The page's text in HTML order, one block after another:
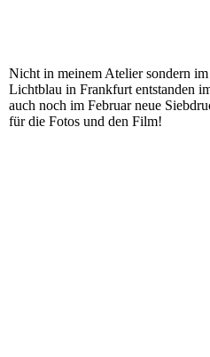
Nicht in meinem Atelier sondern
Lichtblau in Frankfurt entstanden
auch noch im Februar neue
für die Fotos und den Film!